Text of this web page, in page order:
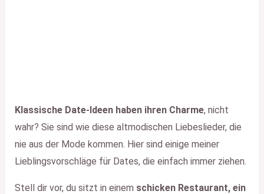
Klassische Date-Ideen haben ihren Charme, nicht
wahr? Sie sind wie diese altmodischen Liebeslieder, die
nie aus der Mode kommen. Hier sind einige meiner
Lieblingsvorschläge für Dates, die einfach immer ziehen.
Stell dir vor, du sitzt in einem schicken Restaurant, ein